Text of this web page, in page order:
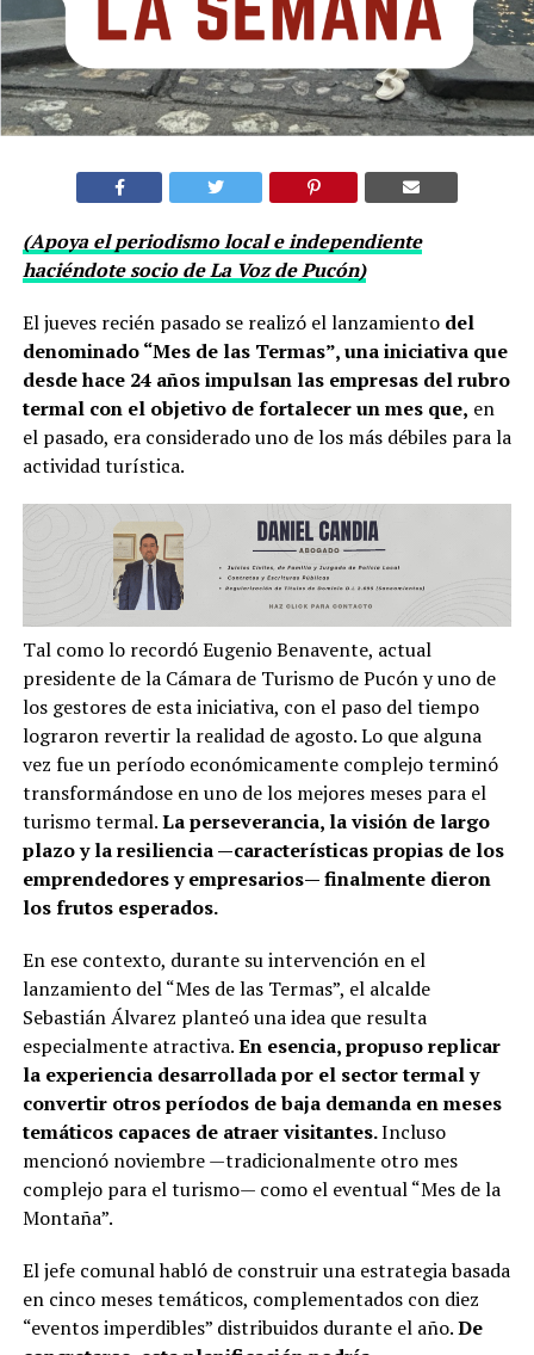
(Apoya el periodismo local e independiente
haciéndote socio de La Voz de Pucón)
El jueves recién pasado se realizó el lanzamientodel
denominado “Mes de las Termas”, una iniciativa que
desde hace 24 años impulsan las empresas del rubro
termal con el objetivo de fortalecer un mes que, en
el pasado, era considerado uno de los más débiles para la
actividad turística.
Tal como lo recordó Eugenio Benavente, actual
presidente de la Cámara de Turismo de Pucón y uno de
los gestores de esta iniciativa, con el paso del tiempo
lograron revertir la realidad de agosto. Lo que alguna
vez fue un período económicamente complejo terminó
transformándose en uno de los mejores meses para el
turismo termal.La perseverancia, la visión de largo
plazo y la resiliencia —características propias de los
emprendedores y empresarios— finalmente dieron
los frutos esperados.
En ese contexto, durante su intervención en el
lanzamiento del “Mes de las Termas”, el alcalde
Sebastián Álvarez planteó una idea que resulta
especialmente atractiva.En esencia, propuso replicar
la experiencia desarrollada por el sector termal y
convertir otros períodos de baja demanda en meses
temáticos capaces de atraer visitantes.Incluso
mencionó noviembre —tradicionalmente otro mes
complejo para el turismo— como el eventual “Mes de la
Montaña”.
El jefe comunal habló de construir una estrategia basada
en cinco meses temáticos, complementados con diez
“eventos imperdibles” distribuidos durante el año.De